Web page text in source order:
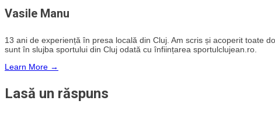
Vasile Manu
13 ani de experiență în presa locală din Cluj. Am scris și acoperit toate
sunt în slujba sportului din Cluj odată cu înființarea sportulclujean.ro.
Learn More →
Lasă un răspuns